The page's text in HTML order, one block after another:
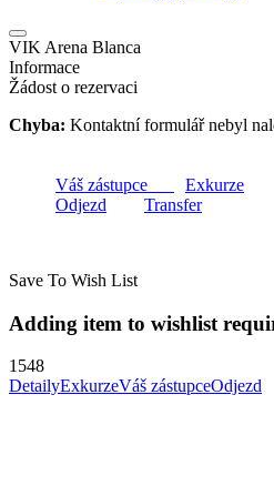
VIK Arena Blanca
Informace
Žádost o rezervaci
Chyba: Kontaktní formulář nebyl
Váš zástupce
Exkurze
Odjezd
Transfer
Save To Wish List
Adding item to wishlist
1548
DetailyExkurzeVáš zástupceOdjezd